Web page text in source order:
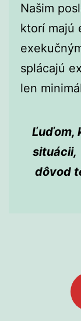
Našim
ktorí majú
splácajú
len
Ľuďom,
situácii,
dôvod